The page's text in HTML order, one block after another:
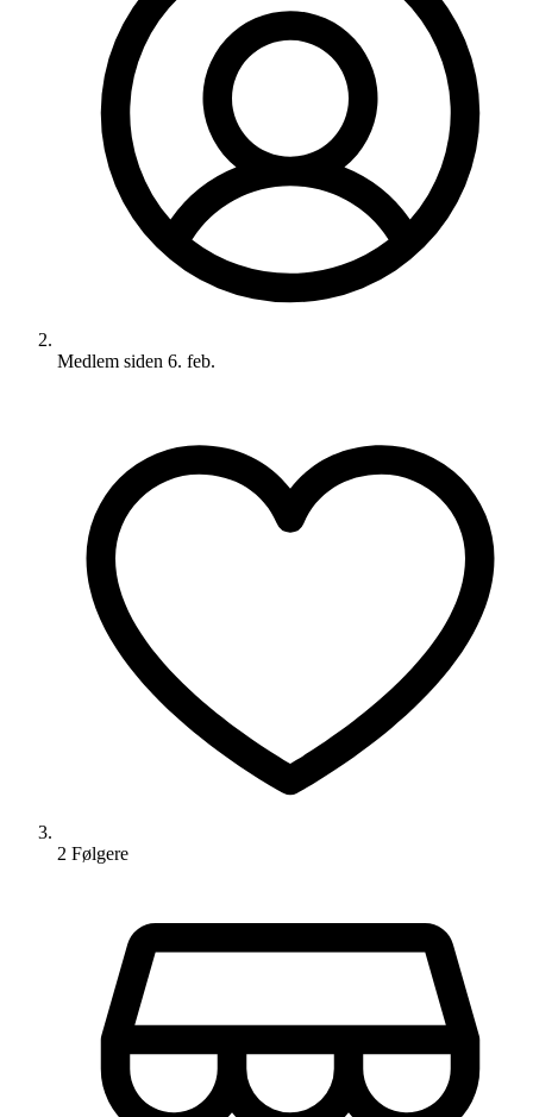
Medlem siden 6. feb.
2 Følgere